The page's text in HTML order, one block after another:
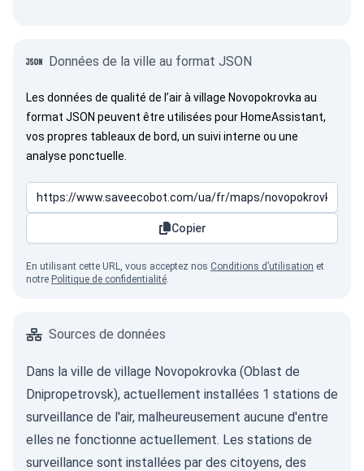
Données de la ville au format JSON
Les données de qualité de l’air à village Novopokrovka au
format JSON peuvent être utilisées pour HomeAssistant,
vos propres tableaux de bord, un suivi interne ou une
analyse ponctuelle.
Copier
En utilisant cette URL, vous acceptez nos Conditions d’utilisation et
notre Politique de confidentialité.
Sources de données
Dans la ville de village Novopokrovka (Oblast de
Dnipropetrovsk), actuellement installées 1 stations de
surveillance de l'air, malheureusement aucune d'entre
elles ne fonctionne actuellement. Les stations de
surveillance sont installées par des citoyens, des